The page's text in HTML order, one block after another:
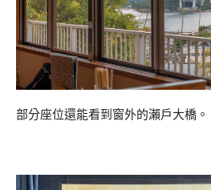
部分座位還能看到窗外的瀨戶大橋。